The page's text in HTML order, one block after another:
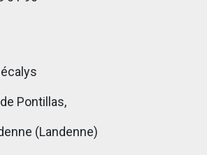
Pontillas,
(Landenne)